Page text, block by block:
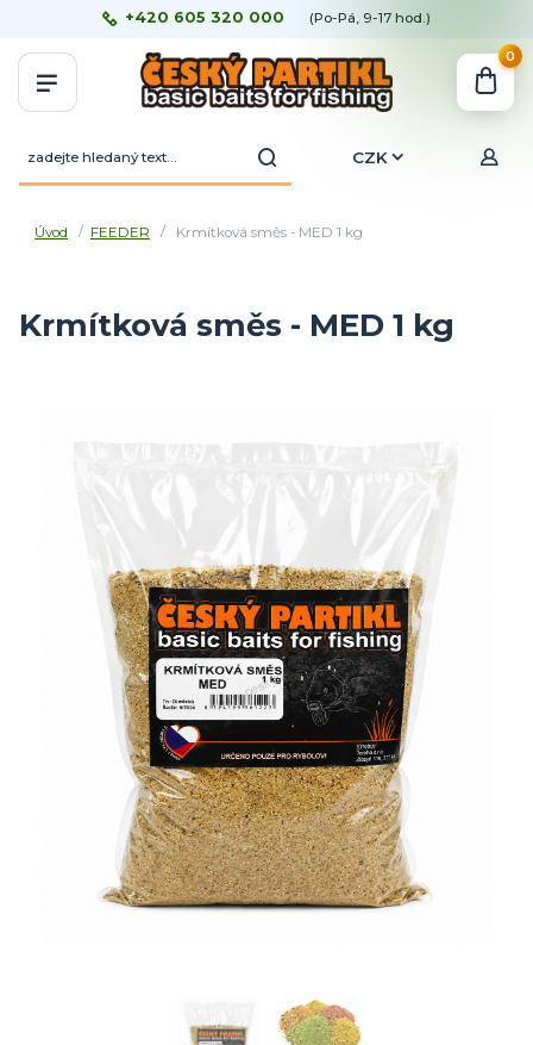
CZK
+420 605 320 000 (Po-Pá, 9-17 hod.)
0
Úvod FEEDER Krmítková směs - MED 1 kg
Krmítková směs - MED 1 kg